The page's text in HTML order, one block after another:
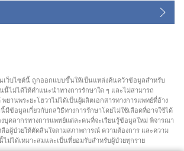
เว็บไซต์​นี้ ถูก​ออก​แบบ​ขึ้น​ให้​เป็น​แหล่ง​ค้นคว้า​ข้อมูล​สำหรับ​
นี้​ไม่​ได้​ให้​คำ​แนะ​นำ​ทาง​การ​รักษา​ใด ๆ และ​ไม่​สามารถ​
ยาน​พระ​ยะโฮวา​ไม่​ได้​เป็น​ผู้​ผลิต​เอกสาร​ทาง​การ​แพทย์​ที่​อ้าง​
มี​ข้อมูล​เกี่ยว​กับ​กลวิธี​ทาง​การ​รักษา​โดย​ไม่​ใช้​เลือด​ที่​อาจ​ใช้​ได้
บุคลากร​ทาง​การ​แพทย์​แต่​ละ​คน​ที่​จะ​เรียน​รู้​ข้อมูล​ใหม่ พิจารณา​
ลือ​ผู้​ป่วย​ให้​ตัดสิน​ใจ​ตาม​สภาพการณ์ ความ​ต้องการ และ​ความ​
ไม่​ได้​เหมาะ​สม​และ​เป็น​ที่​ยอม​รับ​สำหรับ​ผู้​ป่วย​ทุก​ราย